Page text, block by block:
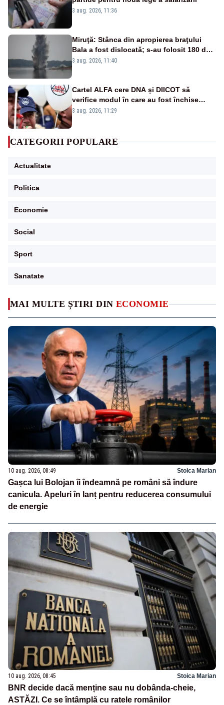
MAI MULTE ȘTIRI DIN ECONOMIE
10 aug. 2026, 08:49 Stoica Marian
Gașca lui Bolojan îi îndeamnă pe români să îndure
canicula. Apeluri în lanț pentru reducerea consumului
de energie
10 aug. 2026, 08:45 Stoica Marian
BNR decide dacă menține sau nu dobânda-cheie,
ASTĂZI. Ce se întâmplă cu ratele românilor
3 aug. 2026, 11:36
Miruţă: Stânca din apropierea braţului
Bala a fost dislocată; s-au folosit 180 de
kilograme de explozibil
3 aug. 2026, 11:40
Cartel ALFA cere DNA și DIICOT să
verifice modul în care au fost închise
centralele pe cărbune
3 aug. 2026, 11:29
CATEGORII POPULARE
Actualitate
Politica
Economie
Social
Sport
Sanatate